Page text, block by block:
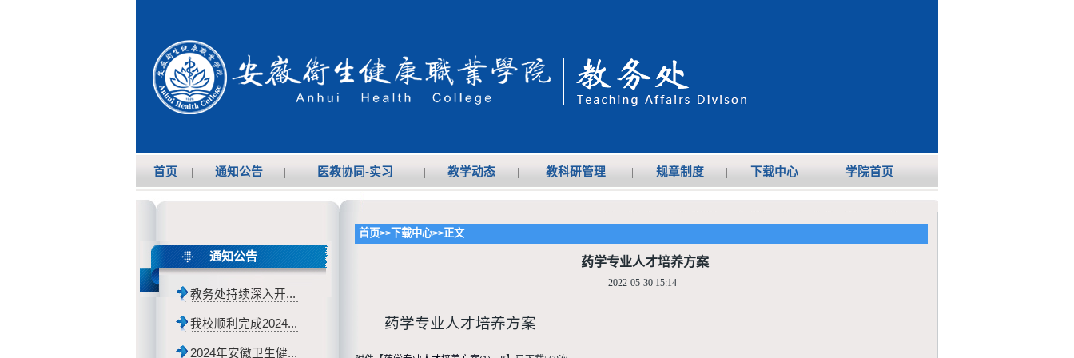
首页 | 通知公告 | 医教协同-实习 | 教学动态 | 教科研管理 | 规章制度 | 下载中心 | 学院首页
通知公告
教务处持续深入开...
我校顺利完成2024...
2024年安徽卫生健...
首页>> 下载中心>>正文
药学专业人才培养方案
2022-05-30 15:14
药学专业人才培养方案